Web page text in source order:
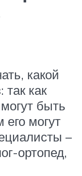
какой
так как
быть
могут
–
ортопед,